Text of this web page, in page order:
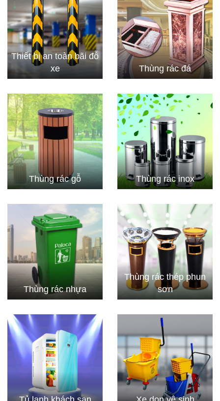
Thiết bị an toàn bãi đỗ
xe
Thùng rác đá
Thùng rác gỗ Thùng rác inox
Thùng rác nhựa
Thùng rác thép phun
sơn